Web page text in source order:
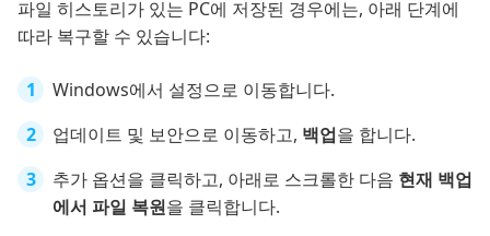
파일 히스토리가 있는 PC에 저장된 경우에는, 아래 단계에
따라 복구할 수 있습니다:
Windows에서 설정으로 이동합니다.
업데이트 및 보안으로 이동하고, 백업을 합니다.
추가 옵션을 클릭하고, 아래로 스크롤한 다음 현재 백업
에서 파일 복원을 클릭합니다.